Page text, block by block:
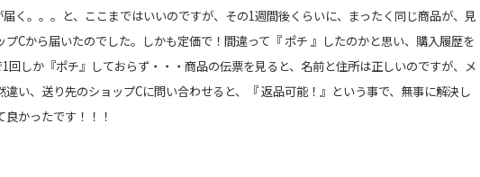
く。。。と、ここまではいいのですが、その1週間後くらいに、まったく同じ商品が、見
プCから届いたのでした。しかも定価で！間違って『 ポチ 』したのかと思い、購入履歴を
回しか『ポチ』しておらず・・・商品の伝票を見ると、名前と住所は正しいのですが、メ
い、 送り先のショップCに問い合わせると、『 返品可能！』という事で、無事に解決し
かったです！！！